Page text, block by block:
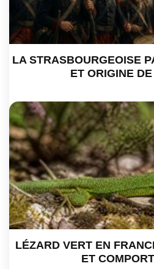
LA STRASBOURGEOISE
ET ORIGINE DE
LÉZARD VERT EN
ET